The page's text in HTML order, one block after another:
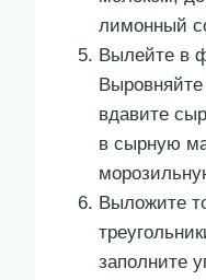
лимонный
Вылейте в
вдавите
в сырную
Выложите
заполните